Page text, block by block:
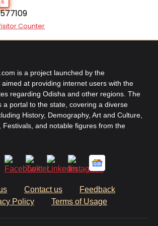
6
Counter
is a project launched by the
at providing internet users with the
regarding Odisha and other regions. The
a portal to the state, covering a diverse
History, Demography, Art and Culture,
Festivals, and notable figures from the
Contact us
Feedback
Policy
Terms of Usage